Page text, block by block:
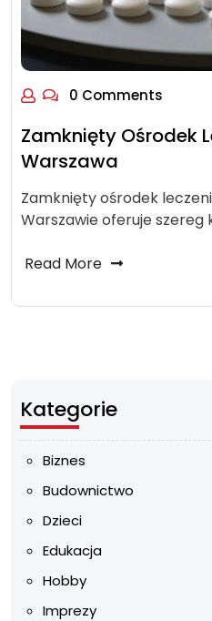
0 Comments
Zamknięty Ośrodek
Warszawa
Zamknięty ośrodek
Warszawie oferuje szereg
Read More
Kategorie
Biznes
Budownictwo
Dzieci
Edukacja
Hobby
Imprezy